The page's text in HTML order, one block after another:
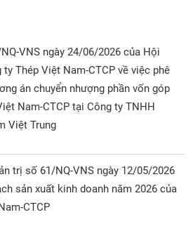
VNS ngày 24/06/2026 của Hội
Thép Việt Nam-CTCP về việc phê
án chuyển nhượng phần vốn góp
Nam-CTCP tại Công ty TNHH
Việt Trung
trị số 61/NQ-VNS ngày 12/05/2026
sản xuất kinh doanh năm 2026 của
CTCP